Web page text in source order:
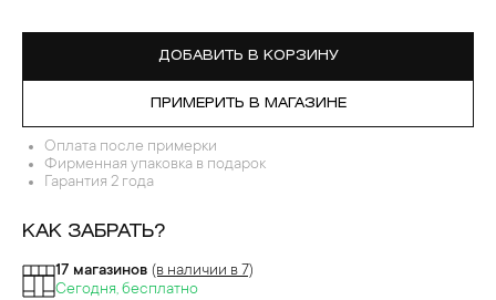
ДОБАВИТЬ В КОРЗИНУ
ПРИМЕРИТЬ В МАГАЗИНЕ
Оплата после примерки
Фирменная упаковка в подарок
Гарантия 2 года
КАК ЗАБРАТЬ?
17 магазинов (в наличии в 7)
Сегодня, бесплатно